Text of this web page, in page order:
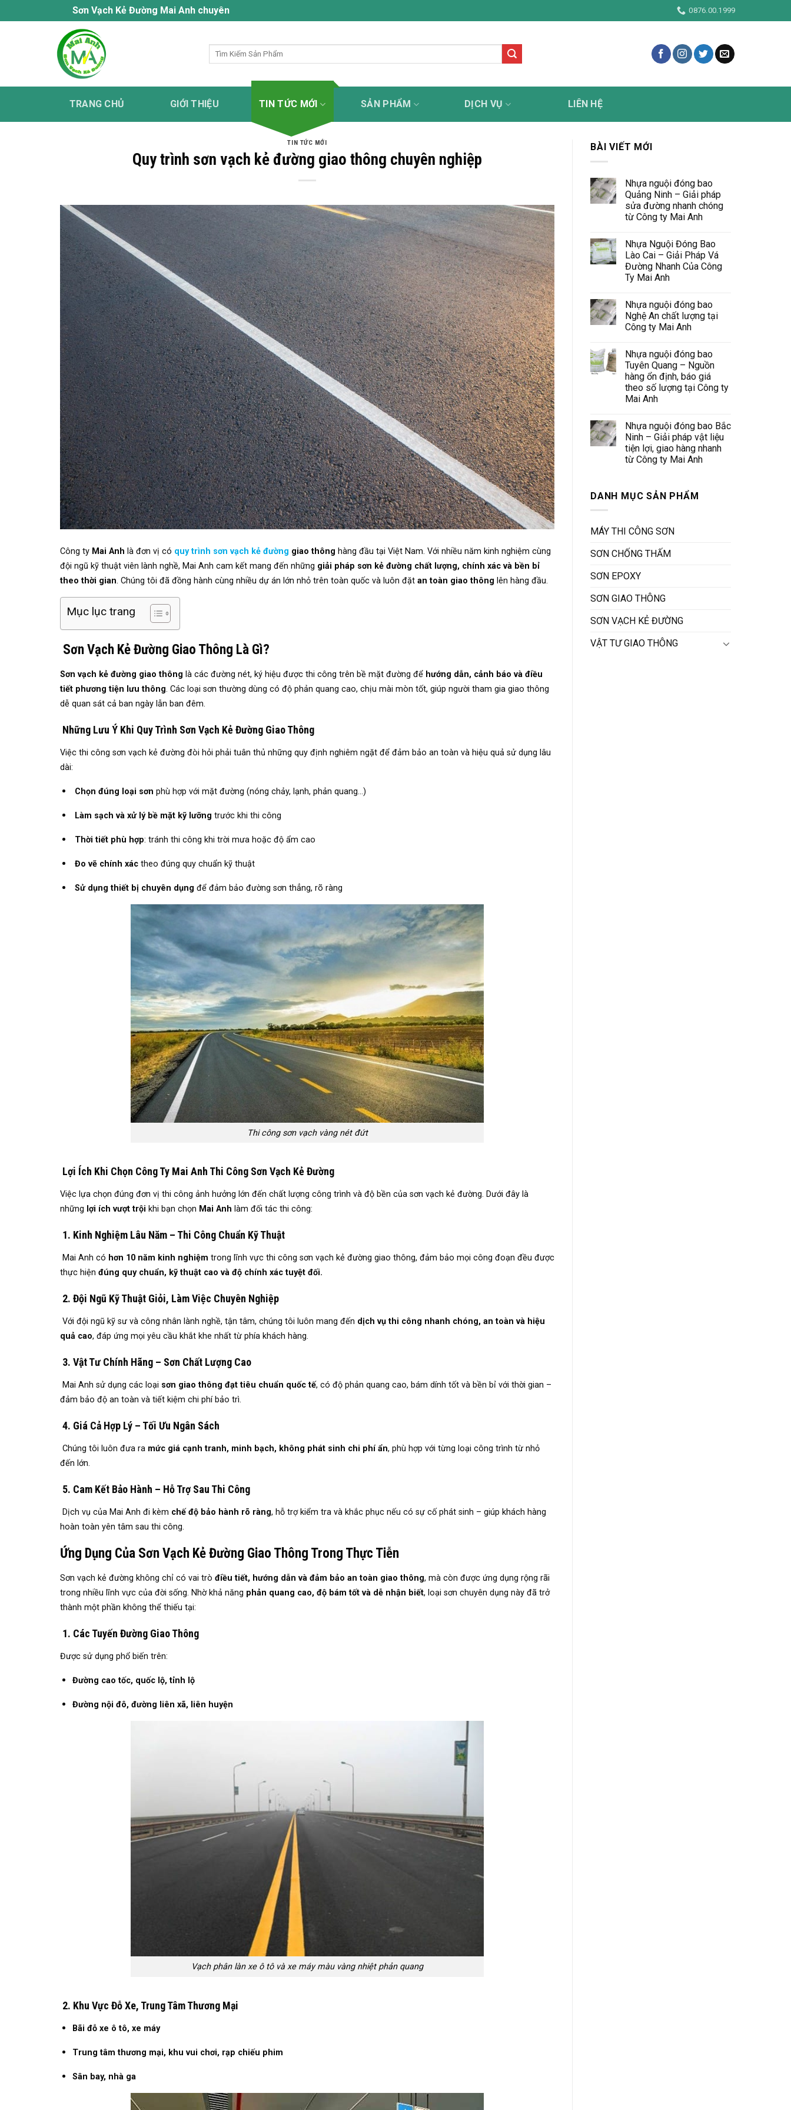
qua
Sơn Vạch Kẻ Đường Mai Anh chuyên cung cấp dịch vụ sơn kẻ đường uy tín - tận tâm - chuyên nghiệp - trách nhiệm 0876.00.1999
Tìm
TRANG CHỦ GIỚI THIỆU TIN TỨC MỚI SẢN PHẨM DỊCH VỤ LIÊN HỆ
TIN TỨC MỚI
Quy trình sơn vạch kẻ đường giao thông chuyên nghiệp
Công ty Mai Anh là đơn vị có quy trình sơn vạch kẻ đường giao thông hàng đầu tại Việt Nam. Với nhiều năm kinh nghiệm cùng
đội ngũ kỹ thuật viên lành nghề, Mai Anh cam kết mang đến những giải pháp sơn kẻ đường chất lượng, chính xác và bền bỉ
theo thời gian. Chúng tôi đã đồng hành cùng nhiều dự án lớn nhỏ trên toàn quốc và luôn đặt an toàn giao thông lên hàng đầu.
Mục lục trang
Sơn Vạch Kẻ Đường Giao Thông Là Gì?
Sơn vạch kẻ đường giao thông là các đường nét, ký hiệu được thi công trên bề mặt đường để hướng dẫn, cảnh báo và điều
tiết phương tiện lưu thông. Các loại sơn thường dùng có độ phản quang cao, chịu mài mòn tốt, giúp người tham gia giao thông
dễ quan sát cả ban ngày lẫn ban đêm.
Những Lưu Ý Khi Quy Trình Sơn Vạch Kẻ Đường Giao Thông
Việc thi công sơn vạch kẻ đường đòi hỏi phải tuân thủ những quy định nghiêm ngặt để đảm bảo an toàn và hiệu quả sử dụng lâu
dài:
Chọn đúng loại sơn phù hợp với mặt đường (nóng chảy, lạnh, phản quang…)
Làm sạch và xử lý bề mặt kỹ lưỡng trước khi thi công
Thời tiết phù hợp: tránh thi công khi trời mưa hoặc độ ẩm cao
Đo vẽ chính xáctheo đúng quy chuẩn kỹ thuật
Sử dụng thiết bị chuyên dụng để đảm bảo đường sơn thẳng, rõ ràng
Thi công sơn vạch vàng nét đứt
Lợi Ích Khi Chọn Công Ty Mai Anh Thi Công Sơn Vạch Kẻ Đường
Việc lựa chọn đúng đơn vị thi công ảnh hưởng lớn đến chất lượng công trình và độ bền của sơn vạch kẻ đường. Dưới đây là
những lợi ích vượt trội khi bạn chọn Mai Anh làm đối tác thi công:
1. Kinh Nghiệm Lâu Năm – Thi Công Chuẩn Kỹ Thuật
Mai Anh có hơn 10 năm kinh nghiệm trong lĩnh vực thi công sơn vạch kẻ đường giao thông, đảm bảo mọi công đoạn đều được
thực hiện đúng quy chuẩn, kỹ thuật cao và độ chính xác tuyệt đối.
2. Đội Ngũ Kỹ Thuật Giỏi, Làm Việc Chuyên Nghiệp
Với đội ngũ kỹ sư và công nhân lành nghề, tận tâm, chúng tôi luôn mang đến dịch vụ thi công nhanh chóng, an toàn và hiệu
quả cao, đáp ứng mọi yêu cầu khắt khe nhất từ phía khách hàng.
3. Vật Tư Chính Hãng – Sơn Chất Lượng Cao
Mai Anh sử dụng các loại sơn giao thông đạt tiêu chuẩn quốc tế, có độ phản quang cao, bám dính tốt và bền bỉ với thời gian –
đảm bảo độ an toàn và tiết kiệm chi phí bảo trì.
4. Giá Cả Hợp Lý – Tối Ưu Ngân Sách
Chúng tôi luôn đưa ra mức giá cạnh tranh, minh bạch, không phát sinh chi phí ẩn, phù hợp với từng loại công trình từ nhỏ
đến lớn.
5. Cam Kết Bảo Hành – Hỗ Trợ Sau Thi Công
Dịch vụ của Mai Anh đi kèm chế độ bảo hành rõ ràng, hỗ trợ kiểm tra và khắc phục nếu có sự cố phát sinh – giúp khách hàng
hoàn toàn yên tâm sau thi công.
Ứng Dụng Của Sơn Vạch Kẻ Đường Giao Thông Trong Thực Tiễn
Sơn vạch kẻ đường không chỉ có vai trò điều tiết, hướng dẫn và đảm bảo an toàn giao thông, mà còn được ứng dụng rộng rãi
trong nhiều lĩnh vực của đời sống. Nhờ khả năng phản quang cao, độ bám tốt và dễ nhận biết, loại sơn chuyên dụng này đã trở
thành một phần không thể thiếu tại:
1. Các Tuyến Đường Giao Thông
Được sử dụng phổ biến trên:
Đường cao tốc, quốc lộ, tỉnh lộ
Đường nội đô, đường liên xã, liên huyện
Vạch phân làn xe ô tô và xe máy màu vàng nhiệt phản quang
2. Khu Vực Đỗ Xe, Trung Tâm Thương Mại
Bãi đỗ xe ô tô, xe máy
Trung tâm thương mại, khu vui chơi, rạp chiếu phim
Sân bay, nhà ga
BÀI VIẾT MỚI
Nhựa nguội đóng bao
Quảng Ninh – Giải pháp
sửa đường nhanh chóng
từ Công ty Mai Anh
Nhựa Nguội Đóng Bao
Lào Cai – Giải Pháp Vá
Đường Nhanh Của Công
Ty Mai Anh
Nhựa nguội đóng bao
Nghệ An chất lượng tại
Công ty Mai Anh
Nhựa nguội đóng bao
Tuyên Quang – Nguồn
hàng ổn định, báo giá
theo số lượng tại Công ty
Mai Anh
Nhựa nguội đóng bao Bắc
Ninh – Giải pháp vật liệu
tiện lợi, giao hàng nhanh
từ Công ty Mai Anh
DANH MỤC SẢN PHẨM
MÁY THI CÔNG SƠN
SƠN CHỐNG THẤM
SƠN EPOXY
SƠN GIAO THÔNG
SƠN VẠCH KẺ ĐƯỜNG
VẬT TƯ GIAO THÔNG